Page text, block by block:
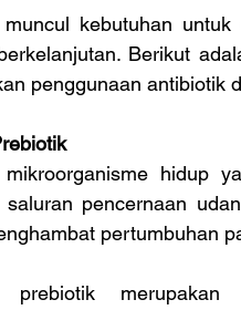
kebutuhan
Berikut
penggunaan antibiotik
hidup
pencernaan
pertumbuhan
prebiotik merupakan